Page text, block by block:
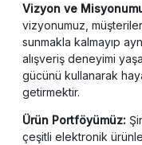
Vizyon ve
vizyonumuz,
sunmakla kalmayıp
alışveriş deneyimi
gücünü kullanarak
getirmektir.
Ürün Portföyümüz:
çeşitli elektronik